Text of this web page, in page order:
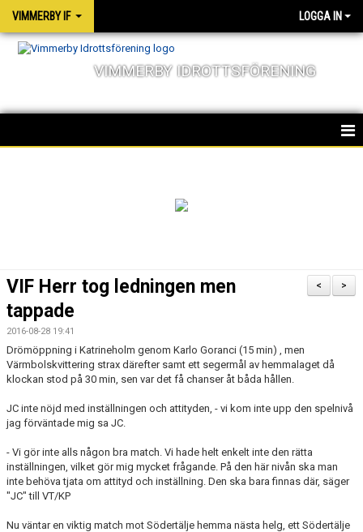
VIMMERBY IF LOGGA IN
VIMMERBY IDROTTSFÖRENING
OM FÖRENINGEN
BARN & UNGDOMSVERKSAMHET
STÖTTA VIF
KONTAKT / BOKNING
>
<
VIF Herr tog ledningen men
tappade
2016-08-28 19:41
Drömöppning i Katrineholm genom Karlo Goranci (15 min) , men
Värmbolskvittering strax därefter samt ett segermål av hemmalaget då
klockan stod på 30 min, sen var det få chanser åt båda hållen.
JC inte nöjd med inställningen och attityden, - vi kom inte upp den spelnivå
jag förväntade mig sa JC.
- Vi gör inte alls någon bra match. Vi hade helt enkelt inte den rätta
inställningen, vilket gör mig mycket frågande. På den här nivån ska man
inte behöva tjata om attityd och inställning. Den ska bara finnas där, säger
"JC" till VT/KP
Nu väntar en viktig match mot Södertälje hemma nästa helg, ett Södertälje